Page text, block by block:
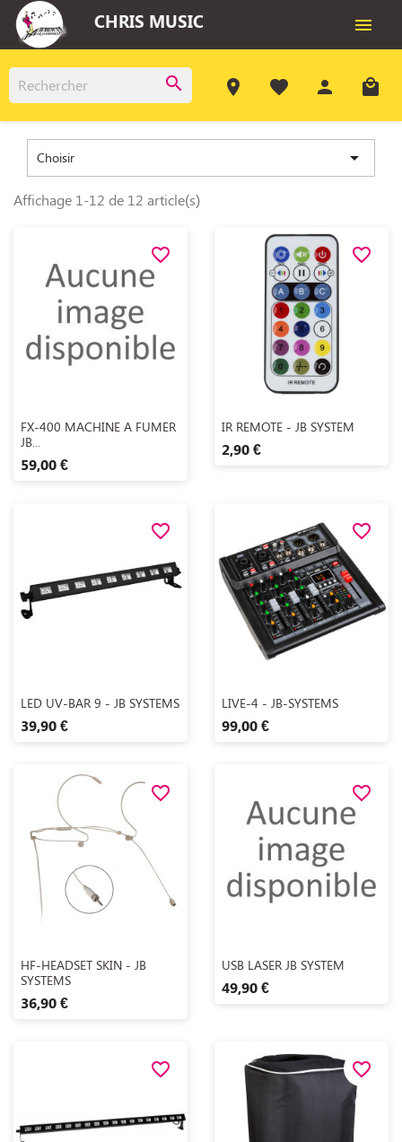
CHRIS MUSIC 
search room favorite person local_mall
Choisir 
Affichage 1-12 de 12 article(s)
Aperçu rapide
FX-400 MACHINE A FUMER
JB...
59,00 €
favorite_border
Aperçu rapide
IR REMOTE - JB SYSTEM
2,90 €
favorite_border
 Aperçu rapide
LED UV-BAR 9 - JB SYSTEMS
39,90 €
favorite_border
 Aperçu rapide
LIVE-4 - JB-SYSTEMS
99,00 €
favorite_border
Aperçu rapide
HF-HEADSET SKIN - JB
SYSTEMS
36,90 €
favorite_border
Aperçu rapide
USB LASER JB SYSTEM
49,90 €
favorite_border
favorite_border favorite_border